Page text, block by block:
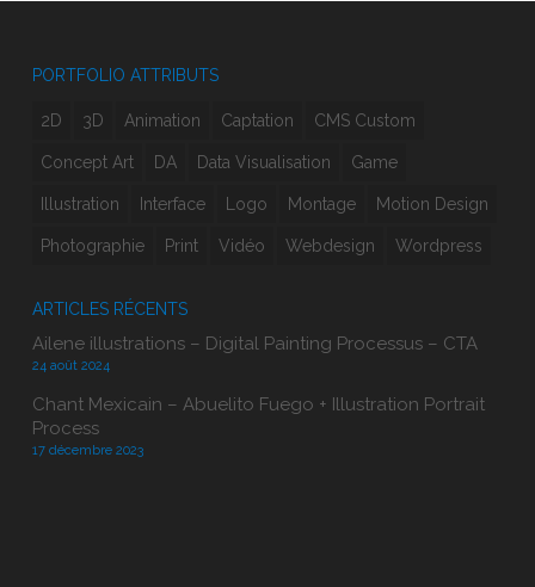
PORTFOLIO ATTRIBUTS
2D 3D Animation Captation CMS Custom
Concept Art DA Data Visualisation Game
Illustration Interface Logo Montage Motion Design
Photographie Print Vidéo Webdesign Wordpress
ARTICLES RÉCENTS
Ailene illustrations – Digital Painting Processus – CTA
24 août 2024
Chant Mexicain – Abuelito Fuego + Illustration Portrait
Process
17 décembre 2023